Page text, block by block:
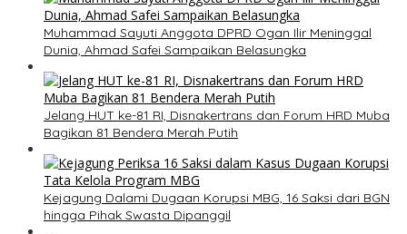
Muhammad Sayuti Anggota DPRD Ogan Ilir Meninggal
Dunia, Ahmad Safei Sampaikan Belasungka
Jelang HUT ke-81 RI, Disnakertrans dan Forum HRD Muba
Bagikan 81 Bendera Merah Putih
Kejagung Dalami Dugaan Korupsi MBG, 16 Saksi dari BGN
hingga Pihak Swasta Dipanggil